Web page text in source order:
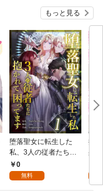
もっと見る
堕落聖女に転生した
私、3人の従者たちに
抱かれて困ってます 第
1話
0
無料
授
身